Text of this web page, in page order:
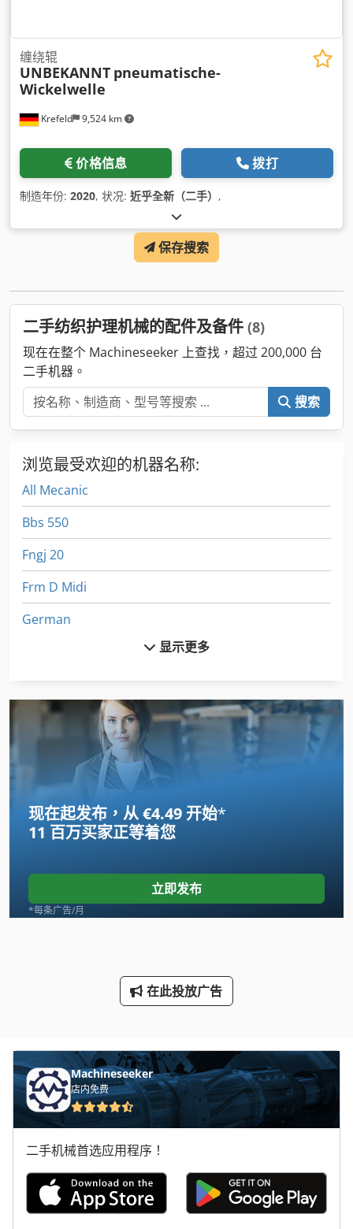
Krefeld 9,524 km
缠绕辊
UNBEKANNT pneumatische-
Wickelwelle
价格信息 拨打
制造年份: 2020, 状况: 近乎全新（二手） ,
保存搜索
二手纺织护理机械的配件及备件 (8)
现在在整个 Machineseeker 上查找，超过 200,000 台
二手机器。
搜索
浏览最受欢迎的机器名称:
All Mecanic
Bbs 550
Fngj 20
Frm D Midi
German
Meh 5 2 1 8 B
Tur 560
农业机械
各 种 配件
履带式装载机
履带起重机
装配表
车削工具
轮式装载机
显示更多
现在起发布，从 €4.49 开始*
11 百万买家正等着您
立即发布
*每条广告/月
在此投放广告
Machineseeker
店内免费
二手机械首选应用程序！